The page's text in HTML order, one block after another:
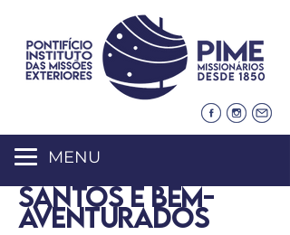
MENU
SANTOS E BEM-
AVENTURADOS